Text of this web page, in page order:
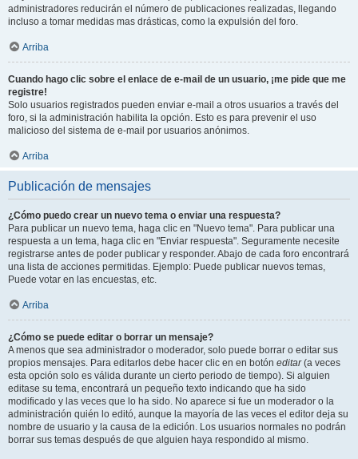
administradores reducirán el número de publicaciones realizadas, llegando
incluso a tomar medidas mas drásticas, como la expulsión del foro.
Arriba
Cuando hago clic sobre el enlace de e-mail de un usuario, ¡me pide que me
registre!
Solo usuarios registrados pueden enviar e-mail a otros usuarios a través del
foro, si la administración habilita la opción. Esto es para prevenir el uso
malicioso del sistema de e-mail por usuarios anónimos.
Arriba
Publicación de mensajes
¿Cómo puedo crear un nuevo tema o enviar una respuesta?
Para publicar un nuevo tema, haga clic en "Nuevo tema". Para publicar una
respuesta a un tema, haga clic en "Enviar respuesta". Seguramente necesite
registrarse antes de poder publicar y responder. Abajo de cada foro encontrará
una lista de acciones permitidas. Ejemplo: Puede publicar nuevos temas,
Puede votar en las encuestas, etc.
Arriba
¿Cómo se puede editar o borrar un mensaje?
A menos que sea administrador o moderador, solo puede borrar o editar sus
propios mensajes. Para editarlos debe hacer clic en en botón editar(a veces
esta opción solo es válida durante un cierto periodo de tiempo). Si alguien
editase su tema, encontrará un pequeño texto indicando que ha sido
modificado y las veces que lo ha sido. No aparece si fue un moderador o la
administración quién lo editó, aunque la mayoría de las veces el editor deja su
nombre de usuario y la causa de la edición. Los usuarios normales no podrán
borrar sus temas después de que alguien haya respondido al mismo.